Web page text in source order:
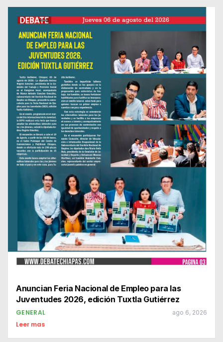
Anuncian Feria Nacional de Empleo para las
Juventudes 2026, edición Tuxtla Gutiérrez
GENERAL ago 6, 2026
Leer mas